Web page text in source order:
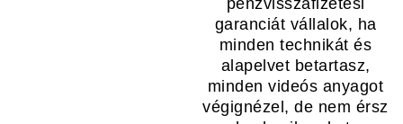
pénzvisszafizetési
garanciát vállalok, ha
minden technikát és
alapelvet betartasz,
minden videós anyagot
végignézel, de nem érsz